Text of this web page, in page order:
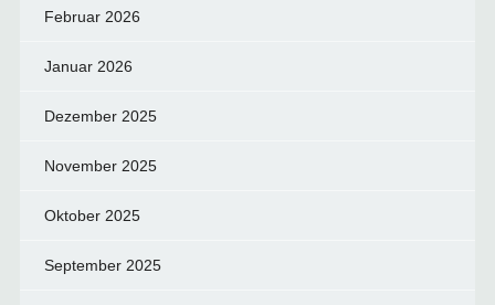
Februar 2026
Januar 2026
Dezember 2025
November 2025
Oktober 2025
September 2025